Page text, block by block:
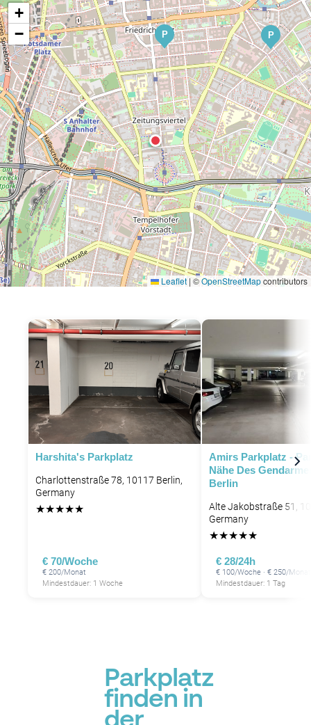
P P
+
−
Leaflet |©OpenStreetMapcontributors
Harshita's Parkplatz
Charlottenstraße 78, 10117 Berlin,
Germany
★★★★★
€ 70/Woche
€ 200/Monat
Mindestdauer: 1 Woche
Amirs Parkplatz -
Nähe Des
Berlin
Alte Jakobstraße 51,
Germany
★★★★★
€ 28/24h
€ 100/Woche · € 250/Monat
Mindestdauer: 1 Tag
Parkplatz
finden in